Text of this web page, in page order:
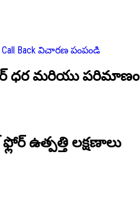
Back విచారణ పంపండి
ధర మరియు పరిమాణం
ఉత్పత్తి లక్షణాలు